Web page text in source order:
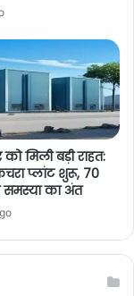
मिली बड़ी राहत:
प्लांट शुरू, 70
समस्या का अंत